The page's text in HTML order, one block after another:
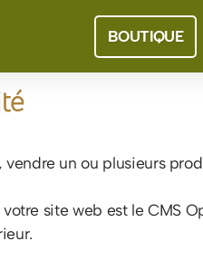
BOUTIQUE
un ou plusieurs
site web est le CMS